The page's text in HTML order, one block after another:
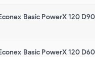
Basic PowerX 120
Basic PowerX 120